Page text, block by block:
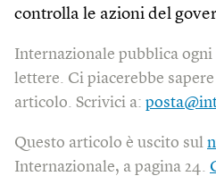
controlla le azioni del
Internazionale pubblica
lettere. Ci piacerebbe
articolo. Scrivici a:
Questo articolo è uscito sul
Internazionale, a pagina 24.